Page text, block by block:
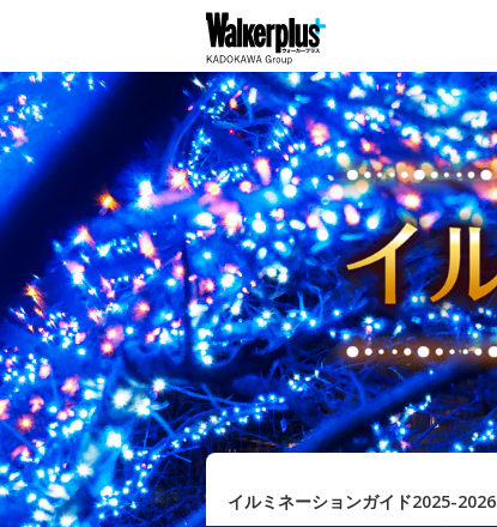
イルミネーションガイド2025-2026